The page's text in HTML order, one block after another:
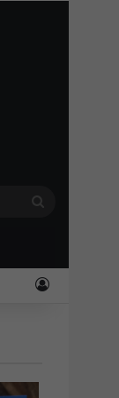
Zaloguj